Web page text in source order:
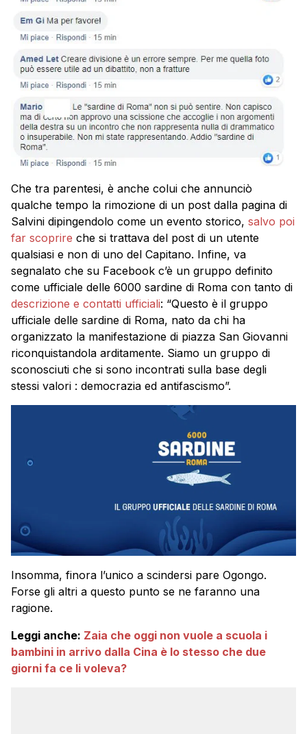
Che tra parentesi, è anche colui che annunciò
qualche tempo la rimozione di un post dalla pagina di
Salvini dipingendolo come un evento storico, salvo poi
far scoprire che si trattava del post di un utente
qualsiasi e non di uno del Capitano. Infine, va
segnalato che su Facebook c’è un gruppo definito
come ufficiale delle 6000 sardine di Roma con tanto di
descrizione e contatti ufficiali: “Questo è il gruppo
ufficiale delle sardine di Roma, nato da chi ha
organizzato la manifestazione di piazza San Giovanni
riconquistandola arditamente. Siamo un gruppo di
sconosciuti che si sono incontrati sulla base degli
stessi valori : democrazia ed antifascismo”.
Insomma, finora l’unico a scindersi pare Ogongo.
Forse gli altri a questo punto se ne faranno una
ragione.
Leggi anche: Zaia che oggi non vuole a scuola i
bambini in arrivo dalla Cina è lo stesso che due
giorni fa ce li voleva?